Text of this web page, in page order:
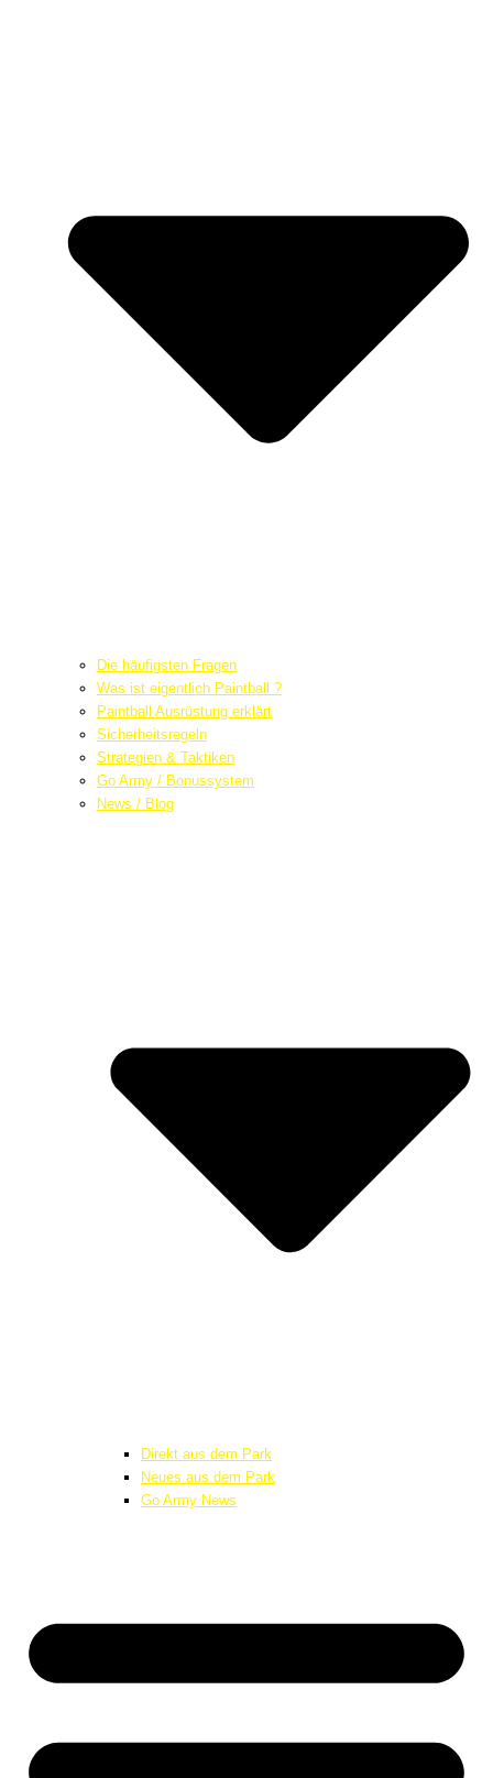
Die häufigsten Fragen
Was ist eigentlich Paintball ?
Paintball Ausrüstung erklärt
Sicherheitsregeln
Strategien & Taktiken
Go Army / Bonussystem
News / Blog
Direkt aus dem Park
Neues aus dem Park
Go Army News